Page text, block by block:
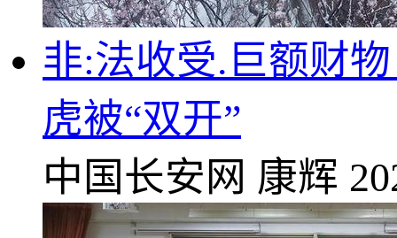
非:法收受.巨额财
虎被“双开”
中国长安网 康辉